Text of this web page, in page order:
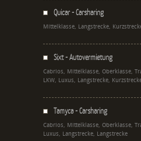
Quicar - Carsharing
Mittelklasse, Langstrecke,
Sixt - Autovermietung
Cabrios, Mittelklasse, Oberklasse,
LKW, Luxus, Langstrecke,
Tamyca - Carsharing
Cabrios, Mittelklasse, Oberklasse,
Luxus, Langstrecke, Langstrecke